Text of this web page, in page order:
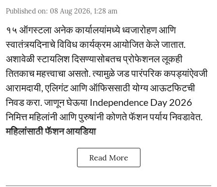
Published on: 08 Aug 2026, 1:28 am
१५ ऑगस्टला अनेक कार्यालयांमध्ये ध्वजारोहण आणि
स्वातंत्र्यदिनाचे विविध कार्यक्रम आयोजित केले जातात.
अशावेळी स्टायलिश दिसण्यासोबतच प्रोफेशनल लूकही
तितकाच महत्त्वाचा असतो. त्यामुळे जड पारंपरिक कपड्यांऐवजी
आरामदायी, एलिगंट आणि ऑफिससाठी योग्य आऊटफिटची
निवड करा. जाणून घेऊया Independence Day 2026
निमित्त महिलांनी आणि पुरुषांनी कोणते फॅशन पर्याय निवडावेत.
महिलांसाठी फॅशन आयडिया
Read More